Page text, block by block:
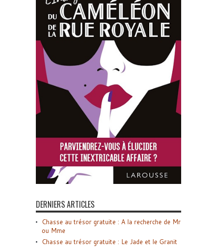
DERNIERS ARTICLES
Chasse au trésor gratuite : A la recherche de Mr
ou Mme
Chasse au trésor gratuite : Le Jade et le Granit